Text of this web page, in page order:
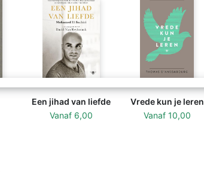
Een jihad van liefde
Vanaf 6,00
Vrede kun je leren
Vanaf 10,00